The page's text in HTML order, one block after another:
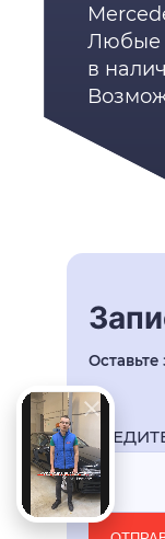
Любые
в
Оставьте